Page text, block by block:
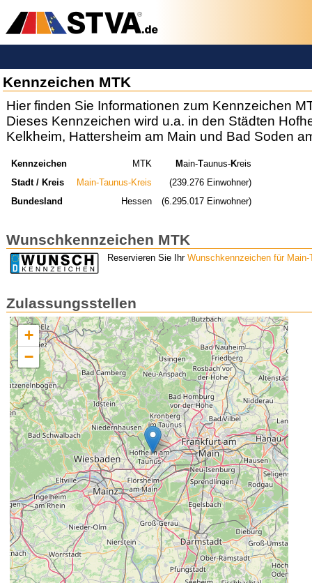
Kennzeichen MTK
Hier finden Sie Informationen zum Kennzeichen
Dieses Kennzeichen wird u.a. in den Städten
Kelkheim, Hattersheim am Main und Bad Soden
Kennzeichen MTK Main-Taunus-Kreis
Stadt / Kreis
Main-Taunus-Kreis
(239.276 Einwohner)
Bundesland
Hessen (6.295.017 Einwohner)
Wunschkennzeichen MTK
Reservieren Sie Ihr Wunschkennzeichen für Main-
Zulassungsstellen
+
−